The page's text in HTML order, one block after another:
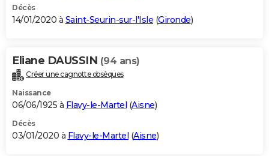
Décès
14/01/2020 à Saint-Seurin-sur-l'Isle (Gironde)
Eliane DAUSSIN (94 ans)
Créer une cagnotte obsèques
Naissance
06/06/1925 à Flavy-le-Martel (Aisne)
Décès
03/01/2020 à Flavy-le-Martel (Aisne)